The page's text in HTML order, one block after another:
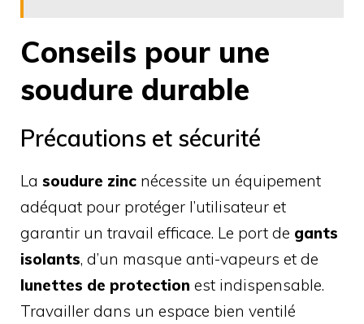
Conseils pour une
soudure durable
Précautions et sécurité
La soudure zinc nécessite un équipement
adéquat pour protéger l’utilisateur et
garantir un travail efficace. Le port de gants
isolants, d’un masque anti-vapeurs et de
lunettes de protection est indispensable.
Travailler dans un espace bien ventilé